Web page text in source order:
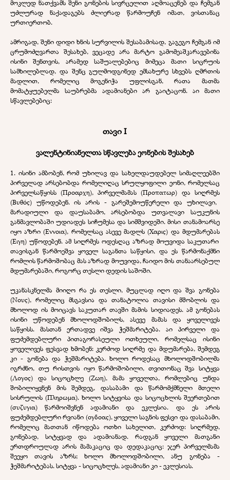
მოკლედ ნათქვამს შენი გონების სივრცელით აღმოაცენებ და ჩემგან
უძლურად ნაქადაგებს ძლიერად წარმოუჩენ იმათ, ვისთანაც
ურთიერთობ.
ამრიგად, შენი დიდი ხნის სურვილის შესაბამისად, გაგეგო ჩემგან იმ
ცრუმოძღვართა შესახებ, ვეცადე არა მარტო გამომეაშკარავებინა
ისინი შენთვის, არამედ საშუალებებიც მიმეცა მათი სიცრუის
სამხილებლად, და შენც გულმოდგინედ ემსახურე სხვებს ღმრთის
მადლით, რომელიც მოგენიჭა უფლისგან, რათა მათმა
მომატყუებელმა საუბრებმა ადამიანები არ გაიტაცონ. აი მათი
სწავლებებიც:
თავი I
ვალენტინიანელთა სწავლება ეონების შესახებ
1. ისინი ამბობენ, რომ უხილავ და სახელდაუდებელ სიმაღლეებში
პირველად არსებობდა რომელიღაც სრულყოფილი ეონი, რომელსაც
პირველსაწყისს (Προαρχη),პირველმამას (Προπατωρ) და სიღრმეს
(Βυθός) უწოდებენ. ის არის - გარეშემოუწერელი და უხილავი,
მარადიული და დაუსაბამო, არსებობდა უთვალავი საუკუნის
განმავლობაში უდიადეს სიჩუმესა და სიმშვიდეში. მისი თანამოარსე
იყო აზრი(Εννοια), რომელსაც ასევე მადლს(Χαρις) და მდუმარებას
(Ειγη) უწოდებენ. ამ სიღრმეს ოდესღაც აზრად მოუვიდა საკუთარი
თავისგან წარმოეშვა ყოველ საგანთა საწყისი, და ეს წარმონაქმნი
რომლის წარმოშობაც მას აზრად მოუვიდა, ჩაიდო მის თანაარსებულ
მდუმარებაში, როგორც თესლი დედის საშოში.
უკანასკნელმა მიიღო რა ეს თესლი, მუცლად იღო და შვა გონება
(Νους), რომელიც მსგავსია და თანატოლია თავისი მშობლის და
მხოლოდ ის მოიცავს საკუთარ თავში მამის სიდიადეს. ამ გონებას
ისინი უწოდებენ მხოლოდშობილს, ასევე მამას და ყოველივეს
საწყისს. მასთან ერთადვე იშვა ჭეშმარიტება. აი პირველი და
ფუძემდებლური პითაგორასეული ოთხეული, რომელსაც ისინი
ყოველივეს ფესვად ხმობენ: კერძოდ სიღრმე და მდუმარება, შემდეგ
კი - გონება და ჭეშმარიტება. ხოლო როდესაც მხოლოდშობილმა
იგრძნო, თუ რისთვის იყო წარმოშობილი, თვითონაც შვა სიტყვა
(Λογος) და სიცოცხლე (Ζωη), მამა ყოველთა, რომლებიც უნდა
შობილიყვნენ მის შემდეგ, დასაბამი და წარმომქმნელი მთელი
სისრულის (Πληρωμα). ხოლო სიტყვისა და სიცოცხლის შეერთებით
(συζυγια) წარმოიშვნენ ადამიანი და ეკლესია. და ეს არის
ფუძემდებლური რვიანი (ογδοας), ყოველი საგნის ფესვი და დასაბამი,
რომელიც მათთან იწოდება ოთხი სახელით, კერძოდ: სიღრმედ,
გონებად, სიტყვად და ადამიანად. რადგან ყოველი მათგანი
ერთდროულად არის მამაკაციც და დედაკაციც: ჯერ პირველმამა
შეეყო თავის აზრს; ხოლო მხოლოდშობილი, ანუ გონება -
ჭეშმარიტებას. სიტყვა - სიცოცხლეს, ადამიანი კი - ეკლესიას.